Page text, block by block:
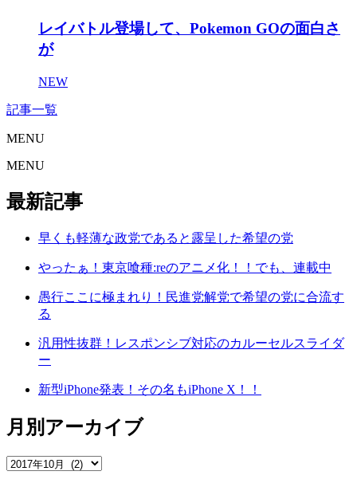
レイバトル登場して、Pokemon GOの面白さ
が
NEW
記事一覧
MENU
MENU
最新記事
早くも軽薄な政党であると露呈した希望の党
やったぁ！東京喰種:reのアニメ化！！でも、連載中
愚行ここに極まれり！民進党解党で希望の党に合流す
る
汎用性抜群！レスポンシブ対応のカルーセルスライダ
ー
新型iPhone発表！その名もiPhone X！！
月別アーカイブ